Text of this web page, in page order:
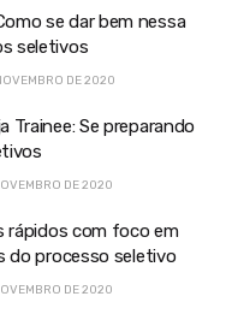
se dar bem nessa
seletivos
DE 2020
Trainee: Se preparando
DE 2020
rápidos com foco em
do processo seletivo
DE 2020